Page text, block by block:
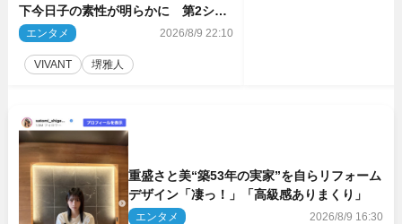
下今日子の素性が明らかに 第2シー
ズンのキーパーソンの1人
エンタメ 2026/8/9 22:10
VIVANT 堺雅人
重盛さと美“築53年の実家”を自らリフォーム
デザイン「凄っ！」「高級感ありまくり」
エンタメ 2026/8/9 16:30